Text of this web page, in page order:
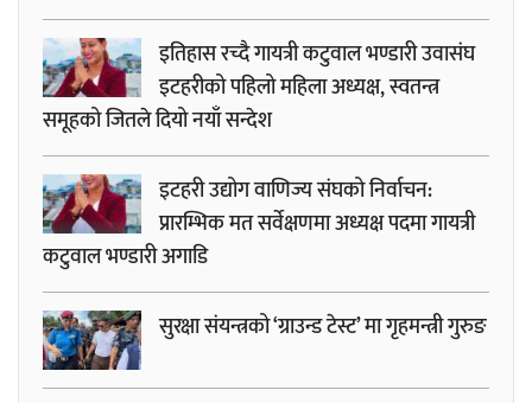
इतिहास रच्दै गायत्री कटुवाल भण्डारी उवासंघ
इटहरीको पहिलो महिला अध्यक्ष, स्वतन्त्र
समूहको जितले दियो नयाँ सन्देश
इटहरी उद्योग वाणिज्य संघको निर्वाचन:
प्रारम्भिक मत सर्वेक्षणमा अध्यक्ष पदमा गायत्री
कटुवाल भण्डारी अगाडि
सुरक्षा संयन्त्रको ‘ग्राउन्ड टेस्ट’ मा गृहमन्त्री गुरुङ